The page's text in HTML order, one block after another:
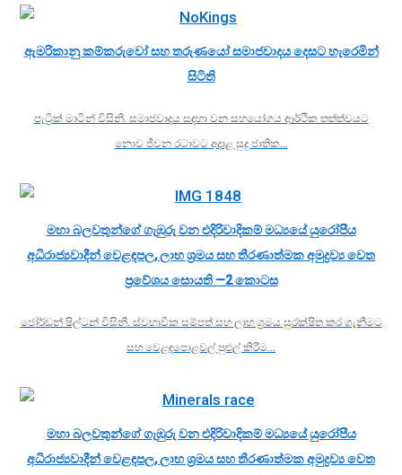
ඇමරිකානු කම්කරුවෝ සහ තරුණයෝ සමාජවාදය දෙසට හැරෙමින්
සිටිති
පැට්‍රික් මාටින් විසිනි. සමාජවාදය සඳහා වන සහයෝගය ආර්ථික තත්ත්වයට
නොව ජීවන රටාවට අදාළ සුදු ජාතික…
මහා බලවතුන්ගේ ගැඹුරු වන එදිරිවාදිකම් මධ්‍යයේ යුරෝපීය
අධිරාජ්‍යවාදීන් වෙළඳපල, ලාභ ශ්‍රමය සහ තීරණාත්මක අමුද්‍රව්‍ය වෙත
ප්‍රවේශය සොයති —2 කොටස
ජෝර්ඩන් ෂිල්ටන් විසිනි. ස්වභාවික සම්පත් සහ ලාභ ශ්‍රමය සුරක්ෂිත කර ගැනීමට
සහ වෙළඳපොළවල් පුළුල් කිරීම…
මහා බලවතුන්ගේ ගැඹුරු වන එදිරිවාදිකම් මධ්‍යයේ යුරෝපීය
අධිරාජ්‍යවාදීන් වෙළඳපල, ලාභ ශ්‍රමය සහ තීරණාත්මක අමුද්‍රව්‍ය වෙත